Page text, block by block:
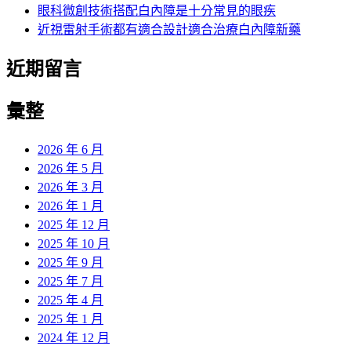
眼科微創技術搭配白內障是十分常見的眼疾
近視雷射手術都有適合設計適合治療白內障新藥
近期留言
彙整
2026 年 6 月
2026 年 5 月
2026 年 3 月
2026 年 1 月
2025 年 12 月
2025 年 10 月
2025 年 9 月
2025 年 7 月
2025 年 4 月
2025 年 1 月
2024 年 12 月